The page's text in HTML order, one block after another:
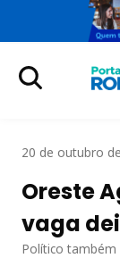
20 de outubro
Oreste
vaga
Político